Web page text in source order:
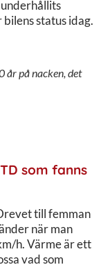
status idag.
år på nacken, det
som fanns
till femman
när man
h. Värme är ett
vad som